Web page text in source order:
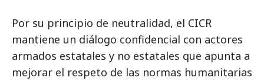
Por su principio de neutralidad, el CICR
mantiene un diálogo confidencial con actores
armados estatales y no estatales que apunta a
mejorar el respeto de las normas humanitarias